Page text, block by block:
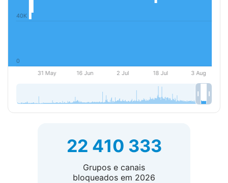
22 410 333
Grupos e canais
bloqueados em 2026